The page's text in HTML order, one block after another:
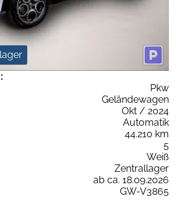
Pkw
Geländewagen
Okt / 2024
Automatik
44.210 km
5
Weiß
Zentrallager
ab ca. 18.09.2026
GW-V3865